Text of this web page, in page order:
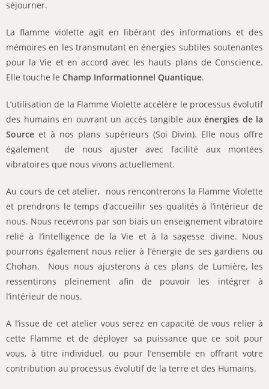
séjourner.
La flamme violette agit en libérant des informations et des
mémoires en les transmutant en énergies subtiles soutenantes
pour la Vie et en accord avec les hauts plans de Conscience.
Elle touche le Champ Informationnel Quantique.
L’utilisation de la Flamme Violette accélère le processus évolutif
des humains en ouvrant un accès tangible aux énergies de la
Source et à nos plans supérieurs (Soi Divin). Elle nous offre
également de nous ajuster avec facilité aux montées
vibratoires que nous vivons actuellement.
Au cours de cet atelier, nous rencontrerons la Flamme Violette
et prendrons le temps d’accueillir ses qualités à l’intérieur de
nous. Nous recevrons par son biais un enseignement vibratoire
relié à l’intelligence de la Vie et à la sagesse divine. Nous
pourrons également nous relier à l’énergie de ses gardiens ou
Chohan. Nous nous ajusterons à ces plans de Lumière, les
ressentirons pleinement afin de pouvoir les intégrer à
l’intérieur de nous.
A l’issue de cet atelier vous serez en capacité de vous relier à
cette Flamme et de déployer sa puissance que ce soit pour
vous, à titre individuel, ou pour l’ensemble en offrant votre
contribution au processus évolutif de la terre et des Humains.